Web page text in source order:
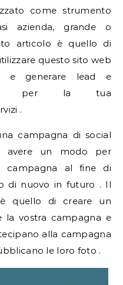
come strumento
azienda, grande o
articolo è quello di
questo sito web
e generare lead e
per la tua
.
campagna di social
avere un modo per
campagna al fine di
di nuovo in futuro . Il
quello di creare un
la vostra campagna e
alla campagna
le loro foto .